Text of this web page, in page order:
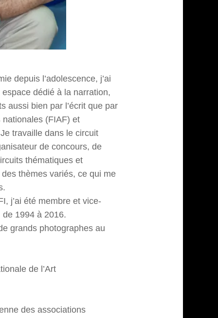
depuis l’adolescence, j’ai
dédié à la narration,
aussi bien par l’écrit que par
nationales (FIAF) et
travaille dans le circuit
de concours, de
thématiques et
thèmes variés, ce qui me
j’ai été membre et vice-
1994 à 2016.
grands photographes au
de l’Art
des associations